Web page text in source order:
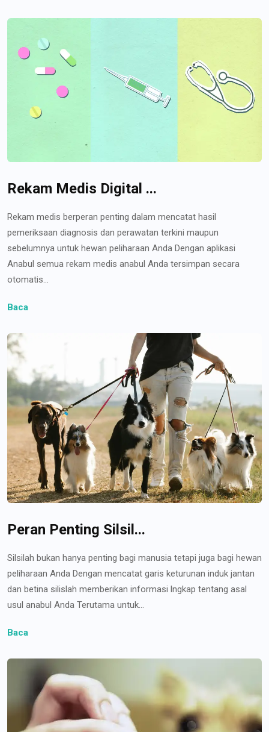
Rekam Medis Digital ...
Rekam medis berperan penting dalam mencatat hasil
pemeriksaan diagnosis dan perawatan terkini maupun
sebelumnya untuk hewan peliharaan Anda Dengan aplikasi
Anabul semua rekam medis anabul Anda tersimpan secara
otomatis...
Baca
Peran Penting Silsil...
Silsilah bukan hanya penting bagi manusia tetapi juga bagi hewan
peliharaan Anda Dengan mencatat garis keturunan induk jantan
dan betina silislah memberikan informasi lngkap tentang asal
usul anabul Anda Terutama untuk...
Baca